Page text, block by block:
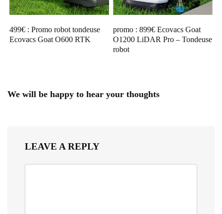
499€ : Promo robot tondeuse
Ecovacs Goat O600 RTK
promo : 899€ Ecovacs Goat
O1200 LiDAR Pro – Tondeuse
robot
We will be happy to hear your thoughts
LEAVE A REPLY